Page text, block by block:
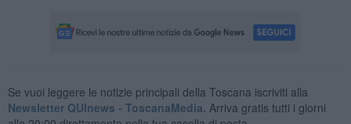
Se vuoi leggere le notizie principali della Toscana iscriviti alla
Newsletter QUInews - ToscanaMedia. Arriva gratis tutti i giorni